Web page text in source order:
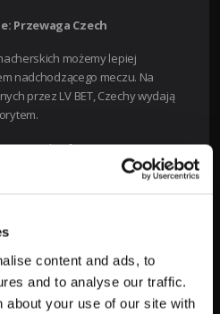
content and ads, to
and to analyse our traffic.
about your use of our site with
Przewaga Czech
możemy lepiej
nadchodzącego meczu. Na
przez LV BET, Czechy wydają
Czech oferowana jest z
w kontekście innych zakładów,